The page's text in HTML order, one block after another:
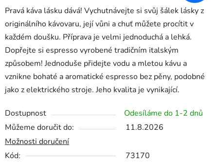
Pravá káva lásku dává! Vychutnávejte si svůj šálek lásky z
originálního kávovaru, její vůni a chuť můžete procítit v
každém doušku. Příprava je velmi jednoduchá a lehká.
Dopřejte si espresso vyrobené tradičním italským
způsobem! Jednoduše přidejte vodu a mletou kávu a
vznikne bohaté a aromatické espresso bez pěny, podobné
jako z elektrického stroje. Jeho kvalita je vynikající.
Dostupnost
Odesíláme do 1-2 dnů
Můžeme doručit do:
11.8.2026
Možnosti doručení
Kód:
73170